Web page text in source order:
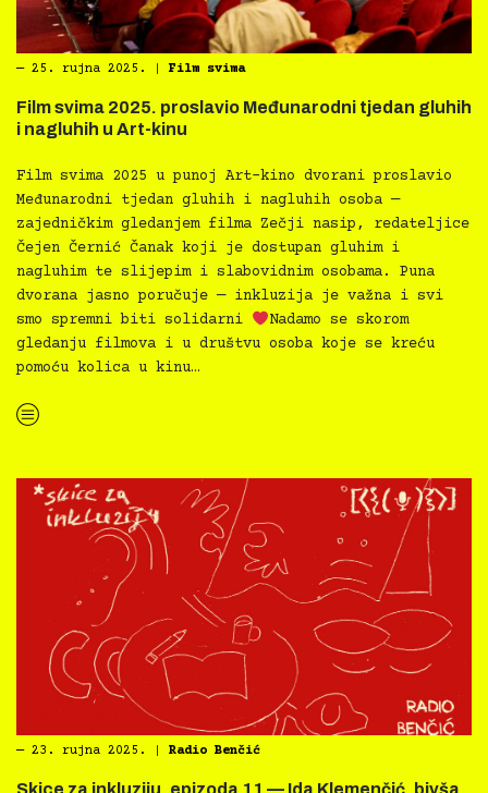
― 25. rujna 2025. Film svima
Film svima 2025. proslavio Međunarodni tjedan gluhih
i nagluhih u Art-kinu
Film svima 2025 u punoj Art-kino dvorani proslavio
Međunarodni tjedan gluhih i nagluhih osoba —
zajedničkim gledanjem filma Zečji nasip, redateljice
Čejen Černić Čanak koji je dostupan gluhim i
nagluhim te slijepim i slabovidnim osobama. Puna
dvorana jasno poručuje — inkluzija je važna i svi
smo spremni biti solidarni
Nadamo se skorom
gledanju filmova i u društvu osoba koje se kreću
pomoću kolica u kinu…
“Film svima 2025. proslavio Međunarodni tjedan gluhih i nagluhih u Art-kinu”
― 23. rujna 2025. Radio Benčić
Skice za inkluziju, epizoda 11 — Ida Klemenčić, bivša